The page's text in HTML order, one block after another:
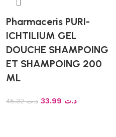
Pharmaceris PURI-
ICHTILIUM GEL
DOUCHE SHAMPOING
ET SHAMPOING 200
ML
د.ت45.32 د.ت